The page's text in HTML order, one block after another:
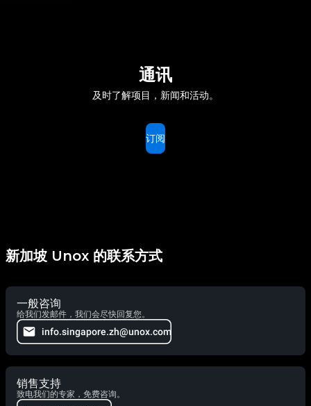
通讯
及时了解项目，新闻和活动。
订阅
新加坡 Unox 的联系方式
一般咨询
给我们发邮件，我们会尽快回复您。
info.singapore.zh@unox.com
销售支持
致电我们的专家，免费咨询。